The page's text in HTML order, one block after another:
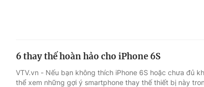
6 thay thế hoàn hảo cho iPhone 6S
VTV.vn - Nếu bạn không thích iPhone 6S hoặc chưa đủ
thể xem những gợi ý smartphone thay thế thiết bị này